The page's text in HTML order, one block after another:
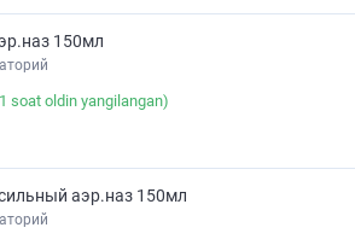
150мл
soat oldin yangilangan)
аэр.наз 150мл